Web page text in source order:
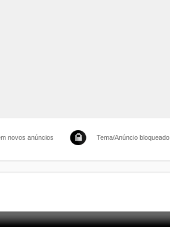
novos anúncios Tema/Anúncio bloqueado